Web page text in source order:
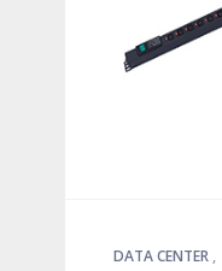
DATA CENTER ,